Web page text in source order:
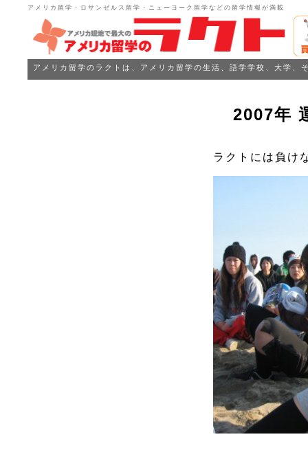
アメリカ留学・ロサンゼルス留学・ニューヨーク留学などの留学情報が満載
アメリカ留学のラクトは、アメリカ留学の生活、語学学校、大学
2007年
ラクトには負け